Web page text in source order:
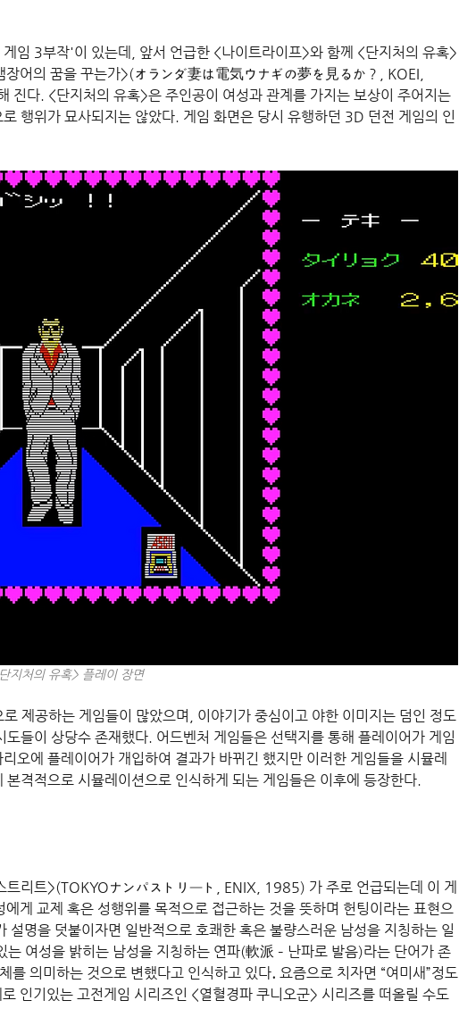
임 3부작'이 있는데, 앞서 언급한 <나이트라이프>와 함께 <단지처의 유혹>
어의 꿈을 꾸는가>(オランダ妻は電気ウナギの夢を見るか？, KOEI,
진다. <단지처의 유혹>은 주인공이 여성과 관계를 가지는 보상이 주어지는
행위가 묘사되지는 않았다. 게임 화면은 당시 유행하던 3D 던전 게임의 인
지처의 유혹> 플레이 장면
제공하는 게임들이 많았으며, 이야기가 중심이고 야한 이미지는 덤인 정도
도들이 상당수 존재했다. 어드벤처 게임들은 선택지를 통해 플레이어가 게임
오에 플레이어가 개입하여 결과가 바뀌긴 했지만 이러한 게임들을 시뮬레
격적으로 시뮬레이션으로 인식하게 되는 게임들은 이후에 등장한다.
트리트>(TOKYOナンパストリート, ENIX, 1985) 가 주로 언급되는데 이 게
게 교제 혹은 성행위를 목적으로 접근하는 것을 뜻하며 헌팅이라는 표현으
명을 덧붙이자면 일반적으로 호쾌한 혹은 불량스러운 남성을 지칭하는 일
여성을 밝히는 남성을 지칭하는 연파(軟派 – 난파로 발음)라는 단어가 존
를 의미하는 것으로 변했다고 인식하고 있다. 요즘으로 치자면 “여미새”정도
인기있는 고전게임 시리즈인 <열혈경파 쿠니오군> 시리즈를 떠올릴 수도